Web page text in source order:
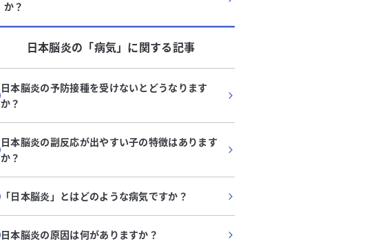
か？
日本脳炎の「病気」に関する記事
日本脳炎の予防接種を受けないとどうなります
か？
日本脳炎の副反応が出やすい子の特徴はあります
か？
「日本脳炎」とはどのような病気ですか？
日本脳炎の原因は何がありますか？